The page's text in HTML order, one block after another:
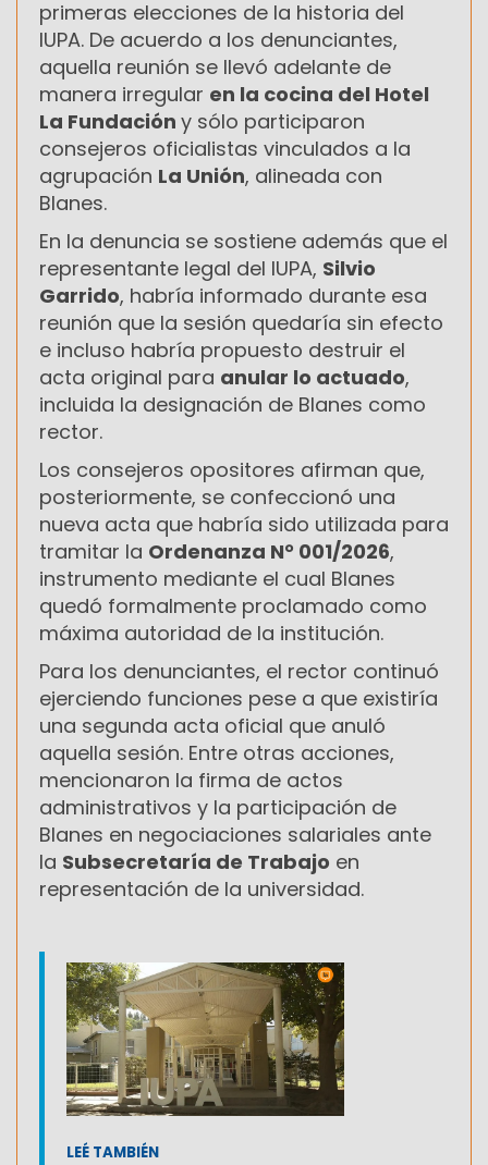
primeras elecciones de la historia del
IUPA. De acuerdo a los denunciantes,
aquella reunión se llevó adelante de
manera irregular en la cocina del Hotel
La Fundación y sólo participaron
consejeros oficialistas vinculados a la
agrupación La Unión, alineada con
Blanes.
En la denuncia se sostiene además que el
representante legal del IUPA, Silvio
Garrido, habría informado durante esa
reunión que la sesión quedaría sin efecto
e incluso habría propuesto destruir el
acta original para anular lo actuado,
incluida la designación de Blanes como
rector.
Los consejeros opositores afirman que,
posteriormente, se confeccionó una
nueva acta que habría sido utilizada para
tramitar la Ordenanza N° 001/2026,
instrumento mediante el cual Blanes
quedó formalmente proclamado como
máxima autoridad de la institución.
Para los denunciantes, el rector continuó
ejerciendo funciones pese a que existiría
una segunda acta oficial que anuló
aquella sesión. Entre otras acciones,
mencionaron la firma de actos
administrativos y la participación de
Blanes en negociaciones salariales ante
la Subsecretaría de Trabajo en
representación de la universidad.
LEÉ TAMBIÉN